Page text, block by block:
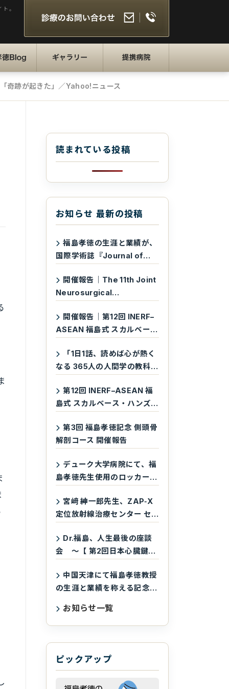
。
BLOG
奇跡が起きた」／Yahoo!ニュース
読まれている投稿
お知らせ 最新の投稿
福島孝徳の生涯と業績が、
国際学術誌『Journal of
ました
開催報告｜The 11th Joint
Neurosurgical
2026）
開催報告｜第12回 INERF–
ASEAN 福島式 スカルベー
ィセクション・ワークショッ
プ
「1日1話、読めば心が熱く
なる 365人の人間学の教科
録されています
第12回 INERF–ASEAN 福
島式 スカルベース・ハンズ
ン・ワークショップ
第3回 福島孝徳記念 側頭骨
解剖コース 開催報告
デューク大学病院にて、福
島孝徳先生使用のロッカーを
宮﨑 紳一郎先生、ZAP‑X
定位放射線治療センター セ
Dr.福島、人生最後の座談
会 ～【 第2回日本心臓鍵穴
日）中国天津にて福島孝徳教授
の生涯と業績を称える記念会
お知らせ一覧
ピックアップ